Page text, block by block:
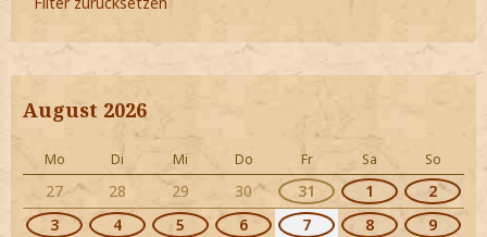
August 2026
Mo Di Mi Do Fr Sa So
27 28 29 30 31 1
2
3
4 5 6 7 8
9